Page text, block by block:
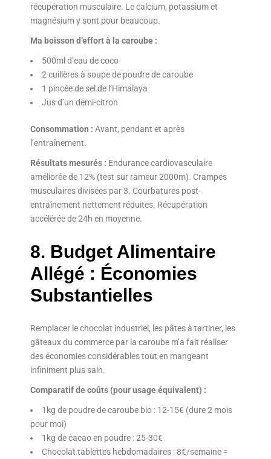
récupération musculaire. Le calcium, potassium et
magnésium y sont pour beaucoup.
Ma boisson d’effort à la caroube :
500ml d’eau de coco
2 cuillères à soupe de poudre de caroube
1 pincée de sel de l’Himalaya
Jus d’un demi-citron
Consommation : Avant, pendant et après
l’entraînement.
Résultats mesurés : Endurance cardiovasculaire
améliorée de 12% (test sur rameur 2000m). Crampes
musculaires divisées par 3. Courbatures post-
entraînement nettement réduites. Récupération
accélérée de 24h en moyenne.
8. Budget Alimentaire
Allégé : Économies
Substantielles
Remplacer le chocolat industriel, les pâtes à tartiner, les
gâteaux du commerce par la caroube m’a fait réaliser
des économies considérables tout en mangeant
infiniment plus sain.
Comparatif de coûts (pour usage équivalent) :
1kg de poudre de caroube bio : 12-15€ (dure 2 mois
pour moi)
1kg de cacao en poudre : 25-30€
Chocolat tablettes hebdomadaires : 8€/semaine =